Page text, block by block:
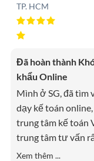
TP. HCM
Đã hoàn thành
khẩu Online
Mình ở SG, đã tìm
dạy kế toán
trung tâm kế toán
trung tâm tư vấn
Xem thêm ...